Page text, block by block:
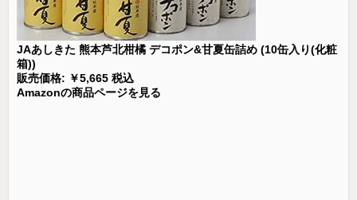
JAあしきた 熊本芦北柑橘 デコポン&甘夏缶詰め (10缶入り(化粧
箱))
販売価格: ￥5,665 税込
Amazonの商品ページを見る